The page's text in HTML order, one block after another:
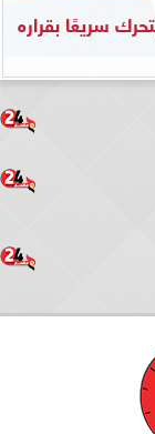
سريعًا بقراره